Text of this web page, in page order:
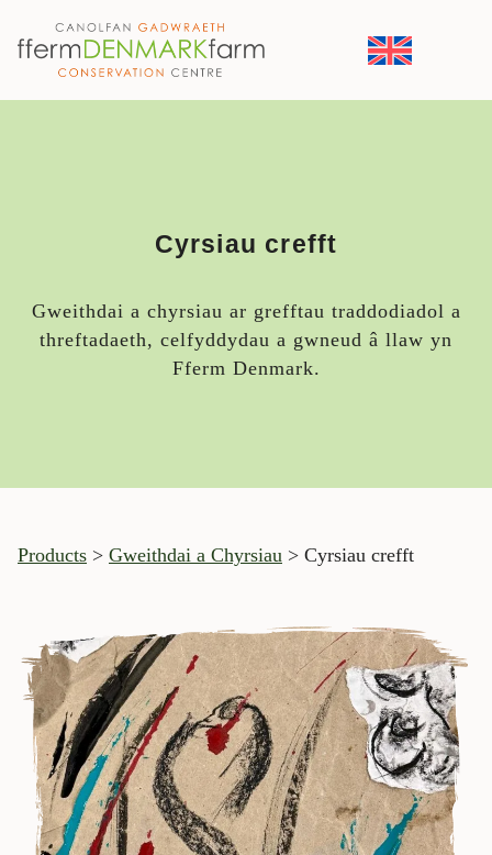
PRIF LYWIO
Cyrsiau crefft
Gweithdai a chyrsiau ar grefftau traddodiadol a
threftadaeth, celfyddydau a gwneud â llaw yn
Fferm Denmark.
Products > Gweithdai a Chyrsiau > Cyrsiau crefft